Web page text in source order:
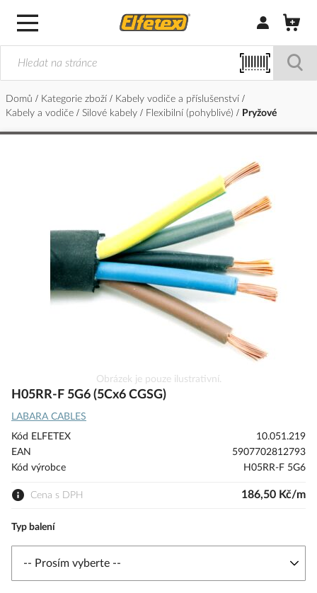
Přihlásit/
Domů Kategorie zboží
Kabely vodiče a příslušenství
Kabely a vodiče
Silové kabely Flexibilní (pohyblivé) Pryžové
na
galerie
s
obrázky
Obrázek je pouze ilustrativní.
H05RR-F 5G6 (5Cx6 CGSG)
LABARA CABLES
Kód ELFETEX
10.051.219
EAN
5907702812793
Kód výrobce
H05RR-F 5G6
Cena s DPH 186,50 Kč/m
Typ balení